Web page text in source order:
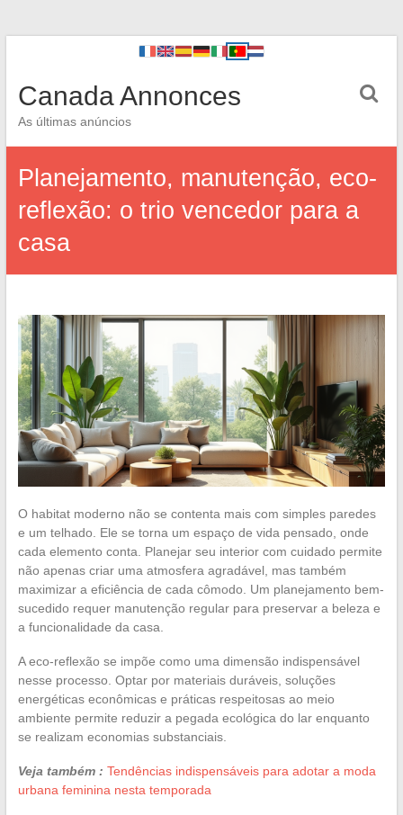
Canada Annonces
As últimas anúncios
Planejamento, manutenção, eco-
reflexão: o trio vencedor para a
casa
O habitat moderno não se contenta mais com simples paredes
e um telhado. Ele se torna um espaço de vida pensado, onde
cada elemento conta. Planejar seu interior com cuidado permite
não apenas criar uma atmosfera agradável, mas também
maximizar a eficiência de cada cômodo. Um planejamento bem-
sucedido requer manutenção regular para preservar a beleza e
a funcionalidade da casa.
A eco-reflexão se impõe como uma dimensão indispensável
nesse processo. Optar por materiais duráveis, soluções
energéticas econômicas e práticas respeitosas ao meio
ambiente permite reduzir a pegada ecológica do lar enquanto
se realizam economias substanciais.
Veja também : Tendências indispensáveis para adotar a moda
urbana feminina nesta temporada